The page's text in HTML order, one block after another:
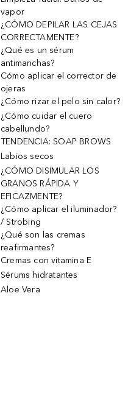
vapor
¿CÓMO DEPILAR LAS CEJAS
CORRECTAMENTE?
¿Qué es un sérum
antimanchas?
Cómo aplicar el corrector de
ojeras
¿Cómo rizar el pelo sin calor?
¿Cómo cuidar el cuero
cabellundo?
TENDENCIA: SOAP BROWS
Labios secos
¿CÓMO DISIMULAR LOS
GRANOS RÁPIDA Y
EFICAZMENTE?
¿Cómo aplicar el iluminador?
/ Strobing
¿Qué son las cremas
reafirmantes?
Cremas con vitamina E
Sérums hidratantes
Aloe Vera